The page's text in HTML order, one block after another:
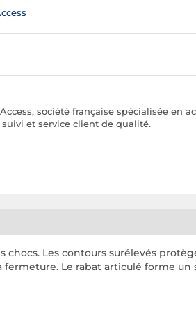
société française spécialisée en
et service client de qualité.
chocs. Les contours surélevés
Le rabat articulé forme un